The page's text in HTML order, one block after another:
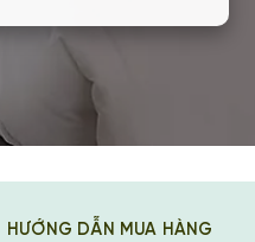
HƯỚNG DẪN MUA HÀNG